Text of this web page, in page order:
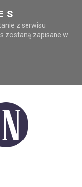
z serwisu
zostaną zapisane w